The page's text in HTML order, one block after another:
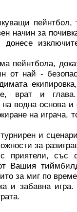
начин за
пейнтбола,
от най -
врат и глава.
водна основа
на играча,
и
за
приятели, със
Вашия
за миг по
и забавна